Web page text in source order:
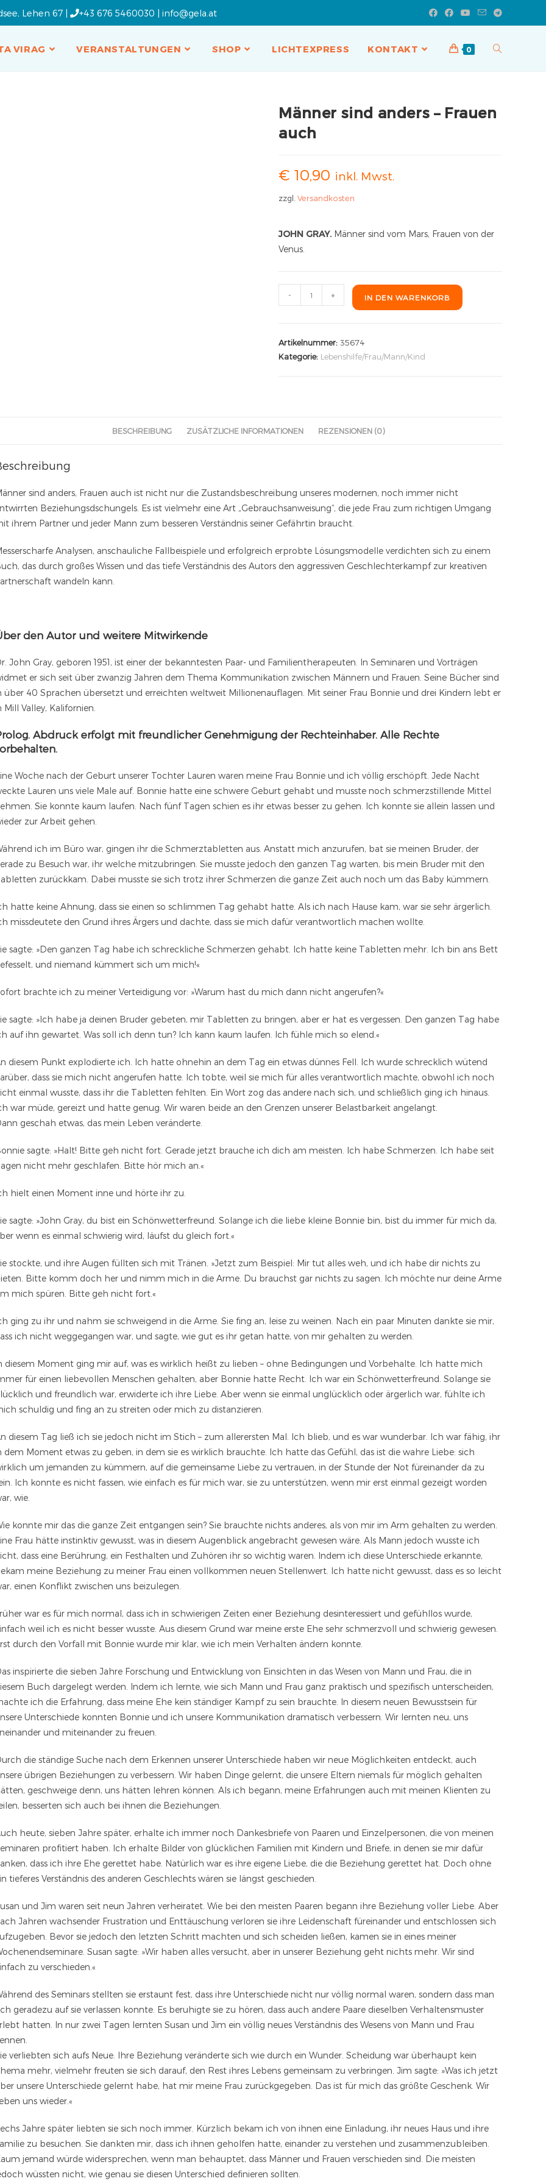
Lehen 67 | +43 676 5460030 | info@gela.at
VIRAG VERANSTALTUNGEN SHOP LICHTEXPRESS KONTAKT 0
Männer sind anders – Frauen
auch
€ 10,90 inkl. Mwst.
zzgl.Versandkosten
JOHN GRAY. Männer sind vom Mars, Frauen von der
Venus.
- + IN DEN WARENKORB
Artikelnummer: 35674
Kategorie: Lebenshilfe/Frau/Mann/Kind
BESCHREIBUNG ZUSÄTZLICHE INFORMATIONEN REZENSIONEN (0)
sind anders, Frauen auch ist nicht nur die Zustandsbeschreibung unseres modernen, noch immer nicht
Beziehungsdschungels. Es ist vielmehr eine Art „Gebrauchsanweisung“, die jede Frau zum richtigen Umgang
ihrem Partner und jeder Mann zum besseren Verständnis seiner Gefährtin braucht.
Analysen, anschauliche Fallbeispiele und erfolgreich erprobte Lösungsmodelle verdichten sich zu einem
das durch großes Wissen und das tiefe Verständnis des Autors den aggressiven Geschlechterkampf zur kreativen
wandeln kann.
den Autor und weitere Mitwirkende
John Gray, geboren 1951, ist einer der bekanntesten Paar- und Familientherapeuten. In Seminaren und Vorträgen
er sich seit über zwanzig Jahren dem Thema Kommunikation zwischen Männern und Frauen. Seine Bücher sind
über 40 Sprachen übersetzt und erreichten weltweit Millionenauflagen. Mit seiner Frau Bonnie und drei Kindern lebt er
Mill Valley, Kalifornien.
Abdruck erfolgt mit freundlicher Genehmigung der Rechteinhaber. Alle Rechte
Woche nach der Geburt unserer Tochter Lauren waren meine Frau Bonnie und ich völlig erschöpft. Jede Nacht
Lauren uns viele Male auf. Bonnie hatte eine schwere Geburt gehabt und musste noch schmerzstillende Mittel
Sie konnte kaum laufen. Nach fünf Tagen schien es ihr etwas besser zu gehen. Ich konnte sie allein lassen und
zur Arbeit gehen.
ich im Büro war, gingen ihr die Schmerztabletten aus. Anstatt mich anzurufen, bat sie meinen Bruder, der
zu Besuch war, ihr welche mitzubringen. Sie musste jedoch den ganzen Tag warten, bis mein Bruder mit den
zurückkam. Dabei musste sie sich trotz ihrer Schmerzen die ganze Zeit auch noch um das Baby kümmern.
hatte keine Ahnung, dass sie einen so schlimmen Tag gehabt hatte. Als ich nach Hause kam, war sie sehr ärgerlich.
missdeutete den Grund ihres Ärgers und dachte, dass sie mich dafür verantwortlich machen wollte.
sagte: »Den ganzen Tag habe ich schreckliche Schmerzen gehabt. Ich hatte keine Tabletten mehr. Ich bin ans Bett
und niemand kümmert sich um mich!«
brachte ich zu meiner Verteidigung vor: »Warum hast du mich dann nicht angerufen?«
sagte: »Ich habe ja deinen Bruder gebeten, mir Tabletten zu bringen, aber er hat es vergessen. Den ganzen Tag habe
auf ihn gewartet. Was soll ich denn tun? Ich kann kaum laufen. Ich fühle mich so elend.«
diesem Punkt explodierte ich. Ich hatte ohnehin an dem Tag ein etwas dünnes Fell. Ich wurde schrecklich wütend
dass sie mich nicht angerufen hatte. Ich tobte, weil sie mich für alles verantwortlich machte, obwohl ich noch
einmal wusste, dass ihr die Tabletten fehlten. Ein Wort zog das andere nach sich, und schließlich ging ich hinaus.
war müde, gereizt und hatte genug. Wir waren beide an den Grenzen unserer Belastbarkeit angelangt.
geschah etwas, das mein Leben veränderte.
sagte: »Halt! Bitte geh nicht fort. Gerade jetzt brauche ich dich am meisten. Ich habe Schmerzen. Ich habe seit
nicht mehr geschlafen. Bitte hör mich an.«
hielt einen Moment inne und hörte ihr zu.
sagte: »John Gray, du bist ein Schönwetterfreund. Solange ich die liebe kleine Bonnie bin, bist du immer für mich da,
wenn es einmal schwierig wird, läufst du gleich fort.«
stockte, und ihre Augen füllten sich mit Tränen. »Jetzt zum Beispiel: Mir tut alles weh, und ich habe dir nichts zu
Bitte komm doch her und nimm mich in die Arme. Du brauchst gar nichts zu sagen. Ich möchte nur deine Arme
mich spüren. Bitte geh nicht fort.«
ging zu ihr und nahm sie schweigend in die Arme. Sie fing an, leise zu weinen. Nach ein paar Minuten dankte sie mir,
ich nicht weggegangen war, und sagte, wie gut es ihr getan hatte, von mir gehalten zu werden.
diesem Moment ging mir auf, was es wirklich heißt zu lieben – ohne Bedingungen und Vorbehalte. Ich hatte mich
für einen liebevollen Menschen gehalten, aber Bonnie hatte Recht. Ich war ein Schönwetterfreund. Solange sie
und freundlich war, erwiderte ich ihre Liebe. Aber wenn sie einmal unglücklich oder ärgerlich war, fühlte ich
schuldig und fing an zu streiten oder mich zu distanzieren.
diesem Tag ließ ich sie jedoch nicht im Stich – zum allerersten Mal. Ich blieb, und es war wunderbar. Ich war fähig, ihr
dem Moment etwas zu geben, in dem sie es wirklich brauchte. Ich hatte das Gefühl, das ist die wahre Liebe: sich
um jemanden zu kümmern, auf die gemeinsame Liebe zu vertrauen, in der Stunde der Not füreinander da zu
Ich konnte es nicht fassen, wie einfach es für mich war, sie zu unterstützen, wenn mir erst einmal gezeigt worden
wie.
konnte mir das die ganze Zeit entgangen sein? Sie brauchte nichts anderes, als von mir im Arm gehalten zu werden.
Frau hätte instinktiv gewusst, was in diesem Augenblick angebracht gewesen wäre. Als Mann jedoch wusste ich
dass eine Berührung, ein Festhalten und Zuhören ihr so wichtig waren. Indem ich diese Unterschiede erkannte,
meine Beziehung zu meiner Frau einen vollkommen neuen Stellenwert. Ich hatte nicht gewusst, dass es so leicht
einen Konflikt zwischen uns beizulegen.
war es für mich normal, dass ich in schwierigen Zeiten einer Beziehung desinteressiert und gefühllos wurde,
weil ich es nicht besser wusste. Aus diesem Grund war meine erste Ehe sehr schmerzvoll und schwierig gewesen.
durch den Vorfall mit Bonnie wurde mir klar, wie ich mein Verhalten ändern konnte.
inspirierte die sieben Jahre Forschung und Entwicklung von Einsichten in das Wesen von Mann und Frau, die in
Buch dargelegt werden. Indem ich lernte, wie sich Mann und Frau ganz praktisch und spezifisch unterscheiden,
ich die Erfahrung, dass meine Ehe kein ständiger Kampf zu sein brauchte. In diesem neuen Bewusstsein für
Unterschiede konnten Bonnie und ich unsere Kommunikation dramatisch verbessern. Wir lernten neu, uns
und miteinander zu freuen.
die ständige Suche nach dem Erkennen unserer Unterschiede haben wir neue Möglichkeiten entdeckt, auch
übrigen Beziehungen zu verbessern. Wir haben Dinge gelernt, die unsere Eltern niemals für möglich gehalten
geschweige denn, uns hätten lehren können. Als ich begann, meine Erfahrungen auch mit meinen Klienten zu
besserten sich auch bei ihnen die Beziehungen.
heute, sieben Jahre später, erhalte ich immer noch Dankesbriefe von Paaren und Einzelpersonen, die von meinen
profitiert haben. Ich erhalte Bilder von glücklichen Familien mit Kindern und Briefe, in denen sie mir dafür
dass ich ihre Ehe gerettet habe. Natürlich war es ihre eigene Liebe, die die Beziehung gerettet hat. Doch ohne
tieferes Verständnis des anderen Geschlechts wären sie längst geschieden.
und Jim waren seit neun Jahren verheiratet. Wie bei den meisten Paaren begann ihre Beziehung voller Liebe. Aber
Jahren wachsender Frustration und Enttäuschung verloren sie ihre Leidenschaft füreinander und entschlossen sich
Bevor sie jedoch den letzten Schritt machten und sich scheiden ließen, kamen sie in eines meiner
Susan sagte: »Wir haben alles versucht, aber in unserer Beziehung geht nichts mehr. Wir sind
zu verschieden.«
des Seminars stellten sie erstaunt fest, dass ihre Unterschiede nicht nur völlig normal waren, sondern dass man
geradezu auf sie verlassen konnte. Es beruhigte sie zu hören, dass auch andere Paare dieselben Verhaltensmuster
hatten. In nur zwei Tagen lernten Susan und Jim ein völlig neues Verständnis des Wesens von Mann und Frau
verliebten sich aufs Neue. Ihre Beziehung veränderte sich wie durch ein Wunder. Scheidung war überhaupt kein
mehr, vielmehr freuten sie sich darauf, den Rest ihres Lebens gemeinsam zu verbringen. Jim sagte: »Was ich jetzt
unsere Unterschiede gelernt habe, hat mir meine Frau zurückgegeben. Das ist für mich das größte Geschenk. Wir
uns wieder.«
Jahre später liebten sie sich noch immer. Kürzlich bekam ich von ihnen eine Einladung, ihr neues Haus und ihre
zu besuchen. Sie dankten mir, dass ich ihnen geholfen hatte, einander zu verstehen und zusammenzubleiben.
jemand würde widersprechen, wenn man behauptet, dass Männer und Frauen verschieden sind. Die meisten
wüssten nicht, wie genau sie diesen Unterschied definieren sollten.